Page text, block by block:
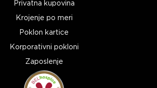
Privatna kupovina
Krojenje po meri
Poklon kartice
Korporativni pokloni
Zaposlenje